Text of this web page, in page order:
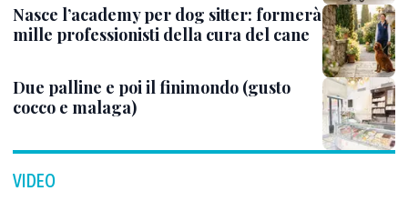
Nasce l’academy per dog sitter: formerà
mille professionisti della cura del cane
Due palline e poi il finimondo (gusto
cocco e malaga)
VIDEO